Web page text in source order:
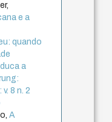
e a
quando
a
8 n. 2
A